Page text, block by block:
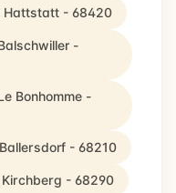
Hattstatt - 68420
-
Bonhomme -
- 68210
- 68290